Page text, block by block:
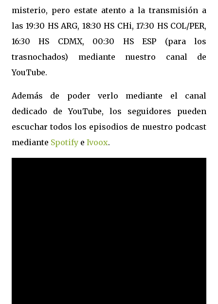
misterio, pero estate atento a la transmisión a
las 19:30 HS ARG, 18:30 HS CHi, 17:30 HS COL/PER,
16:30 HS CDMX, 00:30 HS ESP (para los
trasnochados) mediante nuestro canal de
YouTube.
Además de poder verlo mediante el canal
dedicado de YouTube, los seguidores pueden
escuchar todos los episodios de nuestro podcast
mediante Spotify e Ivoox.